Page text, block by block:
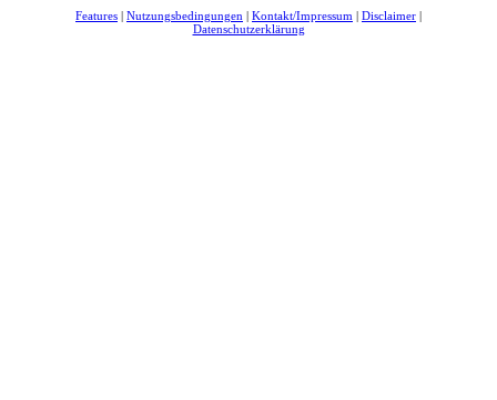
Features | Nutzungsbedingungen | Kontakt/Impressum | Disclaimer |
Datenschutzerklärung